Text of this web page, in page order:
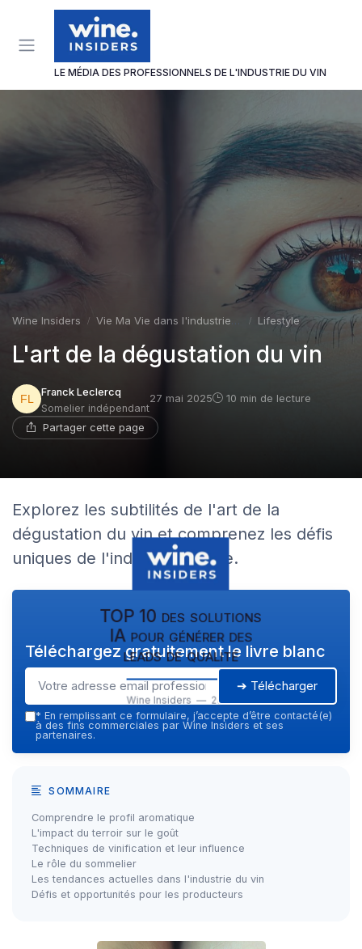
LE MÉDIA DES PROFESSIONNELS DE L'INDUSTRIE DU VIN
Wine Insiders Vie Ma Vie dans l'industrie du vin Lifestyle
L'art de la dégustation du vin
Franck Leclercq
Somelier indépendant
27 mai 2025 10 min de lecture
Partager cette page
Explorez les subtilités de l'art de la
dégustation du vin et comprenez les défis
uniques de l'industrie viticole.
TOP 10 des solutions
IA pour générer des
leads de qualité
Wine Insiders — 2026
Téléchargez gratuitement le livre blanc
➔ Télécharger
* En remplissant ce formulaire, j’accepte d’être contacté(e)
à des fins commerciales par Wine Insiders et ses
partenaires.
SOMMAIRE
Comprendre le profil aromatique
L'impact du terroir sur le goût
Techniques de vinification et leur influence
Le rôle du sommelier
Les tendances actuelles dans l'industrie du vin
Défis et opportunités pour les producteurs
Panneau de gestion des cookies